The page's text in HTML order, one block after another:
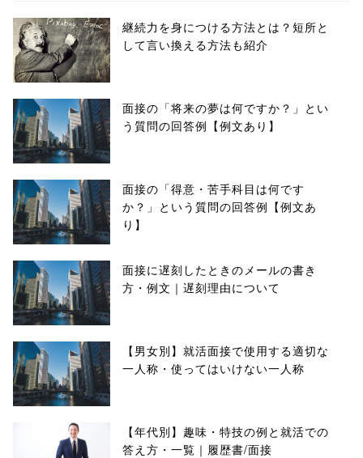
継続力を身につける方法とは？短所と
して言い換える方法も紹介
面接の「将来の夢は何ですか？」とい
う質問の回答例【例文あり】
面接の「得意・苦手科目は何です
か？」という質問の回答例【例文あ
り】
面接に遅刻したときのメールの書き
方・例文｜遅刻理由について
【男女別】就活面接で使用する適切な
一人称・使ってはいけない一人称
【年代別】趣味・特技の例と就活での
答え方・一覧｜履歴書/面接